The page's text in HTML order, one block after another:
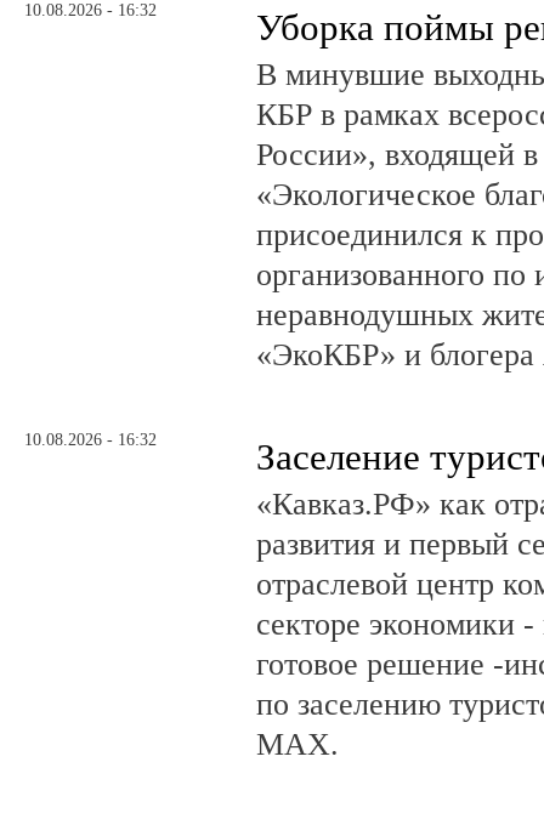
10.08.2026 - 16:32 Уборка поймы
В минувшие
КБР в рамках
России», входящей
«Экологическое
присоединился к
организованного по
неравнодушных
«ЭкоКБР» и
10.08.2026 - 16:32 Заселение
«Кавказ.РФ» как
развития и первый
отраслевой центр
секторе экономики
готовое решение -
по заселению
МАХ.